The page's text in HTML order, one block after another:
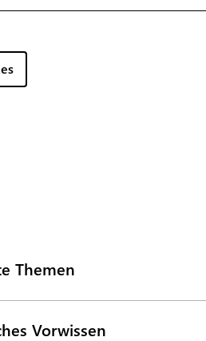
Themen
Vorwissen